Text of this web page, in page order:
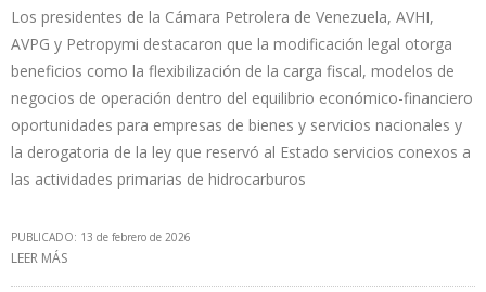
Los presidentes de la Cámara Petrolera de Venezuela, AVHI,
AVPG y Petropymi destacaron que la modificación legal otorga
beneficios como la flexibilización de la carga fiscal, modelos de
negocios de operación dentro del equilibrio económico-financiero
oportunidades para empresas de bienes y servicios nacionales y
la derogatoria de la ley que reservó al Estado servicios conexos a
las actividades primarias de hidrocarburos
PUBLICADO: 13 de febrero de 2026
LEER MÁS